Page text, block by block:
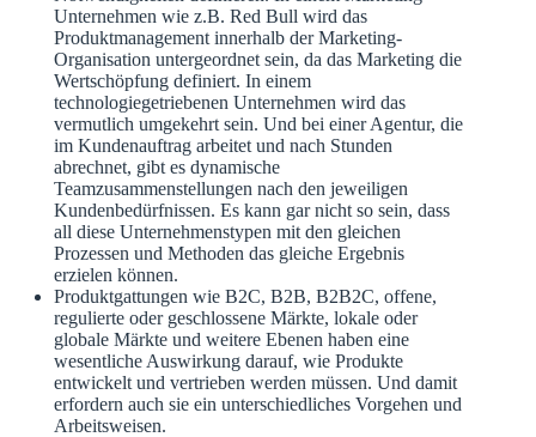
Unternehmen wie z.B. Red Bull wird das
Produktmanagement innerhalb der Marketing-
Organisation untergeordnet sein, da das Marketing die
Wertschöpfung definiert. In einem
technologiegetriebenen Unternehmen wird das
vermutlich umgekehrt sein. Und bei einer Agentur, die
im Kundenauftrag arbeitet und nach Stunden
abrechnet, gibt es dynamische
Teamzusammenstellungen nach den jeweiligen
Kundenbedürfnissen. Es kann gar nicht so sein, dass
all diese Unternehmenstypen mit den gleichen
Prozessen und Methoden das gleiche Ergebnis
erzielen können.
Produktgattungen wie B2C, B2B, B2B2C, offene,
regulierte oder geschlossene Märkte, lokale oder
globale Märkte und weitere Ebenen haben eine
wesentliche Auswirkung darauf, wie Produkte
entwickelt und vertrieben werden müssen. Und damit
erfordern auch sie ein unterschiedliches Vorgehen und
Arbeitsweisen.